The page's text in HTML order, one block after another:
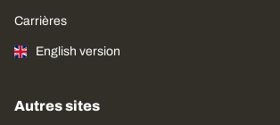
Carrières
English version
Autres sites